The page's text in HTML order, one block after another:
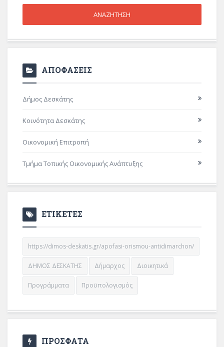
ΑΠΟΦΑΣΕΙΣ
Δήμος Δεσκάτης
Κοινότητα Δεσκάτης
Οικονομική Επιτροπή
Τμήμα Τοπικής Οικονομικής Ανάπτυξης
ΕΤΙΚΕΤΕΣ
https://dimos-deskatis.gr/apofasi-orismou-antidimarchon/
ΔΗΜΟΣ ΔΕΣΚΑΤΗΣ Δήμαρχος Διοικητικά
Προγράμματα Προϋπολογισμός
ΠΡΟΣΦΑΤΑ